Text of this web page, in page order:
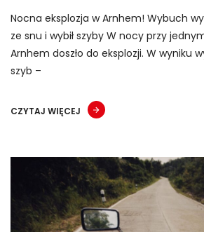
Nocna eksplozja w Arnhem! Wybuch
ze snu i wybił szyby W nocy przy
Arnhem doszło do eksplozji. W wyniku
szyb –
CZYTAJ WIĘCEJ